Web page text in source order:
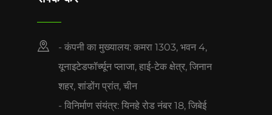
- कंपनी का मुख्यालय: कमरा 1303, भवन 4,
यूनाइटेडफॉर्च्यून प्लाजा, हाई-टेक क्षेत्र, जिनान
शहर, शांडोंग प्रांत, चीन
- विनिर्माण संयंत्र: यिनहे रोड नंबर 18, जिबेई